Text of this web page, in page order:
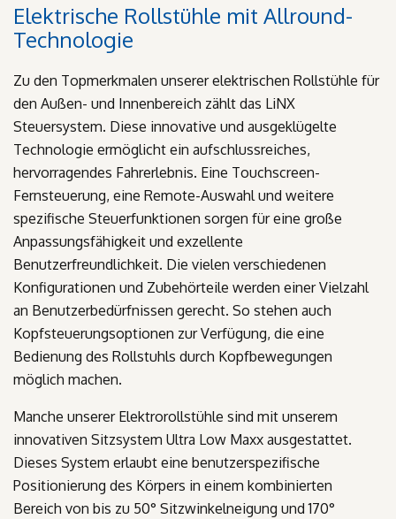
Elektrische Rollstühle mit Allround-
Technologie
Zu den Topmerkmalen unserer elektrischen Rollstühle für
den Außen- und Innenbereich zählt das LiNX
Steuersystem. Diese innovative und ausgeklügelte
Technologie ermöglicht ein aufschlussreiches,
hervorragendes Fahrerlebnis. Eine‌ Touchscreen-
Fernsteuerung, eine Remote-Auswahl und weitere
spezifische Steuerfunktionen sorgen für eine große
Anpassungsfähigkeit und exzellente
Benutzerfreundlichkeit. Die vielen verschiedenen
Konfigurationen und Zubehörteile werden einer Vielzahl
an Benutzerbedürfnissen gerecht. So stehen auch
Kopfsteuerungsoptionen zur Verfügung, die eine
Bedienung des Rollstuhls durch Kopfbewegungen
möglich machen.
Manche unserer Elektrorollstühle sind mit unserem
innovativen Sitzsystem Ultra Low Maxx ausgestattet.
Dieses System erlaubt eine benutzerspezifische
Positionierung des Körpers in einem kombinierten
Bereich von bis zu 50° Sitzwinkelneigung und 170°